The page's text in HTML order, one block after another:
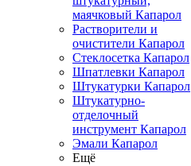
маячковый Капарол
Растворители и
очистители Капарол
Cтеклосетка Капарол
Шпатлевки Капарол
Штукатурки Капарол
Штукатурно-
отделочный
инструмент Капарол
Эмали Капарол
Ещё